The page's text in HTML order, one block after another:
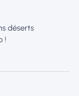
déserts
!